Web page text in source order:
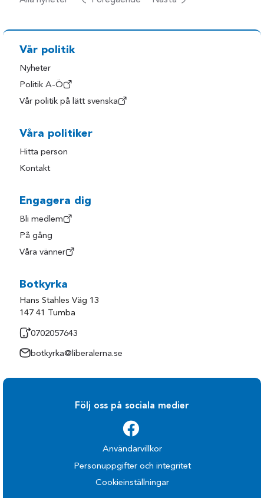
Vår politik
Nyheter
Politik A-Ö
Vår politik på lätt svenska
Våra politiker
Hitta person
Kontakt
Engagera dig
Bli medlem
På gång
Våra vänner
Botkyrka
Hans Stahles Väg 13
147 41 Tumba
0702057643
botkyrka@liberalerna.se
Följ oss på sociala medier
Användarvillkor
Personuppgifter och integritet
Cookieinställningar